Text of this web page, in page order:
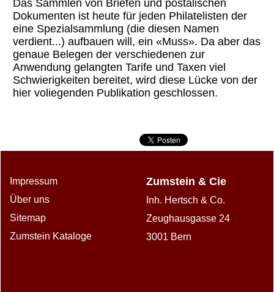
Das Sammlen von Briefen und postalischen
Dokumenten ist heute für jeden Philatelisten der
eine Spezialsammlung (die diesen Namen
verdient...) aufbauen will, ein «Muss». Da aber das
genaue Belegen der verschiedenen zur
Anwendung gelangten Tarife und Taxen viel
Schwierigkeiten bereitet, wird diese Lücke von der
hier voliegenden Publikation geschlossen.
Zumstein & Cie
Inh. Hertsch & Co.
Zeughausgasse 24
3001 Bern
Impressum
Über uns
Sitemap
Zumstein Kataloge